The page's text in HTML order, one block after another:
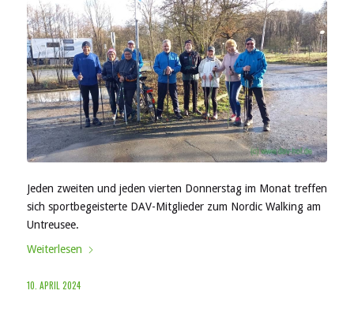
Jeden zweiten und jeden vierten Donnerstag im Monat treffen
sich sportbegeisterte DAV-Mitglieder zum Nordic Walking am
Untreusee.
Weiterlesen
10. APRIL 2024